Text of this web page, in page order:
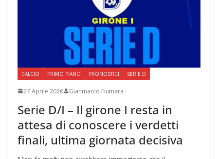
CALCIO PRIMO PIANO PRONOSTICI SERIE D
27 Aprile 2026 Gianmarco Fiumara
Serie D/I – Il girone I resta in
attesa di conoscere i verdetti
finali, ultima giornata decisiva